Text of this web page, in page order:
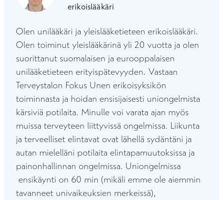
erikoislääkäri
Olen unilääkäri ja yleislääketieteen erikoislääkäri.
Olen toiminut yleislääkärinä yli 20 vuotta ja olen
suorittanut suomalaisen ja eurooppalaisen
unilääketieteen erityispätevyyden. Vastaan
Terveystalon Fokus Unen erikoisyksikön
toiminnasta ja hoidan ensisijaisesti uniongelmista
kärsiviä potilaita. Minulle voi varata ajan myös
muissa terveyteen liittyvissä ongelmissa. Liikunta
ja terveelliset elintavat ovat lähellä sydäntäni ja
autan mielelläni potilaita elintapamuutoksissa ja
painonhallinnan ongelmissa. Uniongelmissa
ensikäynti on 60 min (mikäli emme ole aiemmin
tavanneet univaikeuksien merkeissä),